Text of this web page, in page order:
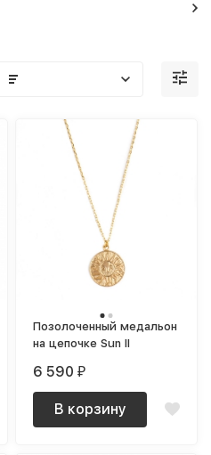
Позолоченный медальон
на цепочке Sun II
6 590 ₽
В корзину